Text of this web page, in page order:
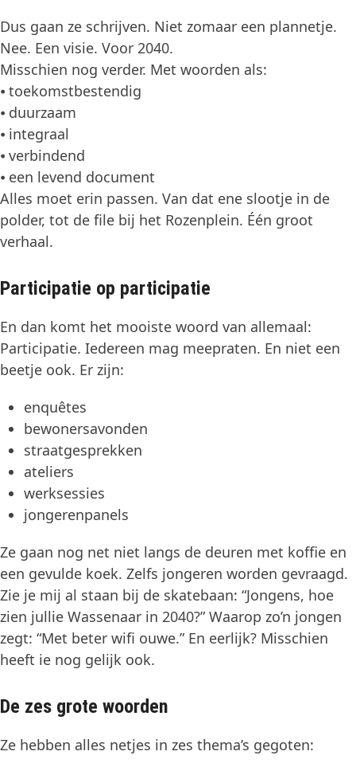
Dus gaan ze schrijven. Niet zomaar een plannetje.
Nee. Een visie. Voor 2040.
Misschien nog verder. Met woorden als:
⦁ toekomstbestendig
⦁ duurzaam
⦁ integraal
⦁ verbindend
⦁ een levend document
Alles moet erin passen. Van dat ene slootje in de
polder, tot de file bij het Rozenplein. Één groot
verhaal.
Participatie op participatie
En dan komt het mooiste woord van allemaal:
Participatie. Iedereen mag meepraten. En niet een
beetje ook. Er zijn:
enquêtes
bewonersavonden
straatgesprekken
ateliers
werksessies
jongerenpanels
Ze gaan nog net niet langs de deuren met koffie en
een gevulde koek. Zelfs jongeren worden gevraagd.
Zie je mij al staan bij de skatebaan: “Jongens, hoe
zien jullie Wassenaar in 2040?” Waarop zo’n jongen
zegt: “Met beter wifi ouwe.” En eerlijk? Misschien
heeft ie nog gelijk ook.
De zes grote woorden
Ze hebben alles netjes in zes thema’s gegoten: